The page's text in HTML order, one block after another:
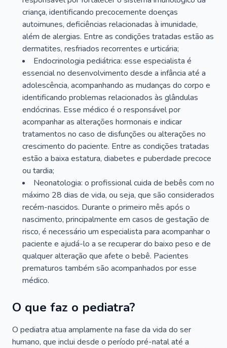
criança, identificando precocemente doenças
autoimunes, deficiências relacionadas à imunidade,
além de alergias. Entre as condições tratadas estão as
dermatites, resfriados recorrentes e urticária;
Endocrinologia pediátrica: esse especialista é
essencial no desenvolvimento desde a infância até a
adolescência, acompanhando as mudanças do corpo e
identificando problemas relacionados às glândulas
endócrinas. Esse médico é o responsável por
acompanhar as alterações hormonais e indicar
tratamentos no caso de disfunções ou alterações no
crescimento do paciente. Entre as condições tratadas
estão a baixa estatura, diabetes e puberdade precoce
ou tardia;
Neonatologia: o profissional cuida de bebês com no
máximo 28 dias de vida, ou seja, que são considerados
recém-nascidos. Durante o primeiro mês após o
nascimento, principalmente em casos de gestação de
risco, é necessário um especialista para acompanhar o
paciente e ajudá-lo a se recuperar do baixo peso e de
qualquer alteração que afete o bebê. Pacientes
prematuros também são acompanhados por esse
médico.
O que faz o pediatra?
O pediatra atua amplamente na fase da vida do ser
humano, que inclui desde o período pré-natal até a